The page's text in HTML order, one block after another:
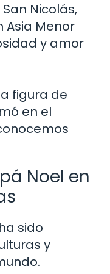
Nicolás,
Asia Menor
y amor
figura de
en el
Noel en
sido
y